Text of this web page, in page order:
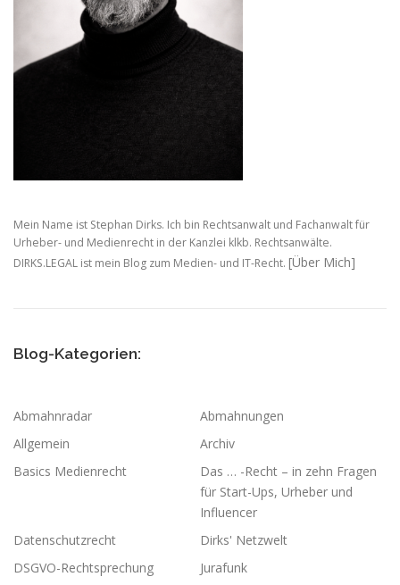
Mein Name ist Stephan Dirks. Ich bin Rechtsanwalt und Fachanwalt für
Urheber- und Medienrecht in der Kanzlei klkb. Rechtsanwälte.
DIRKS.LEGAL ist mein Blog zum Medien- und IT-Recht. [Über Mich]
Blog-Kategorien:
Abmahnradar
Abmahnungen
Allgemein
Archiv
Basics Medienrecht
Das … -Recht – in zehn Fragen
für Start-Ups, Urheber und
Influencer
Datenschutzrecht
Dirks' Netzwelt
DSGVO-Rechtsprechung
Jurafunk